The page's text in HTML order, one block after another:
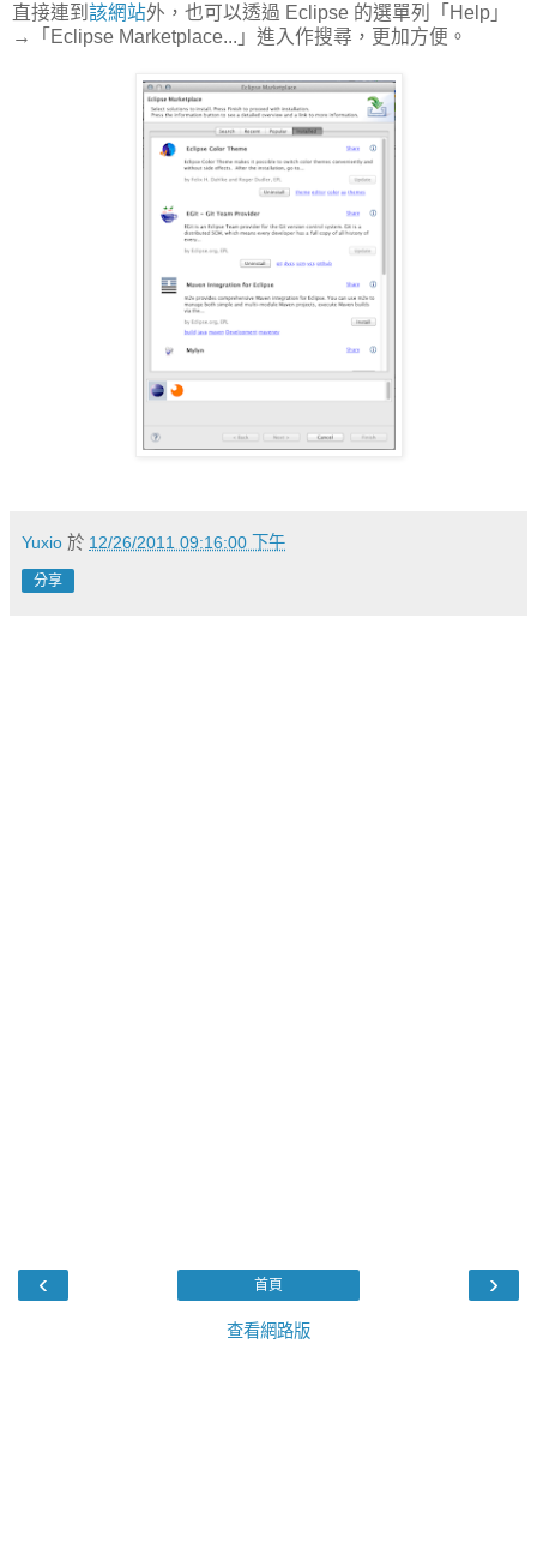
直接連到 該網站外，也可以透過 Eclipse 的選單列「Help」
→「Eclipse Marketplace...」進入作搜尋，更加方便。
Yuxio 於 12/26/2011 09:16:00 下午
分享
‹ ›
首頁
查看網路版